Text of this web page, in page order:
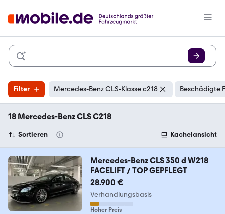
Filter Mercedes-Benz CLS-Klasse c218 Beschädigte
18 Mercedes-Benz CLS C218
Sortieren Kachelansicht
Mercedes-Benz CLS 350 d W218
FACELIFT / TOP GEPFLEGT
28.900 €
Verhandlungsbasis
Hoher Preis